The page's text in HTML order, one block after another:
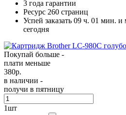
3 года гарантии
Ресурс 260 страниц
Успей заказать 09 ч. 01 мин.
сегодня
Покупай больше -
плати меньше
380р.
в наличии -
получи в пятницу
1шт